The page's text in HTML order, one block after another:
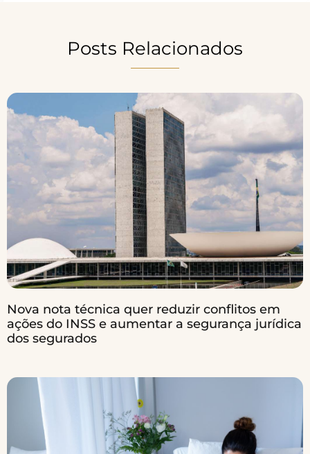
Posts Relacionados
Nova nota técnica quer reduzir conflitos em
ações do INSS e aumentar a segurança jurídica
dos segurados